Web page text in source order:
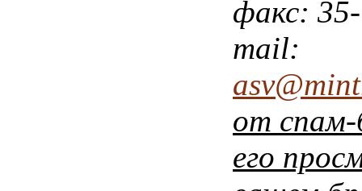
факс:
mail:
от спам-
его